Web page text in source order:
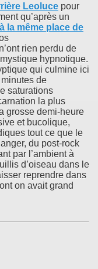
Leoluce pour
qu’après un
la même place de
rien perdu de
hypnotique.
qui culmine ici
de
saturations
la plus
grosse demi-heure
et bucolique,
tout ce que le
du post-rock
par l’ambient à
d’oiseau dans le
reprendre dans
on avait grand